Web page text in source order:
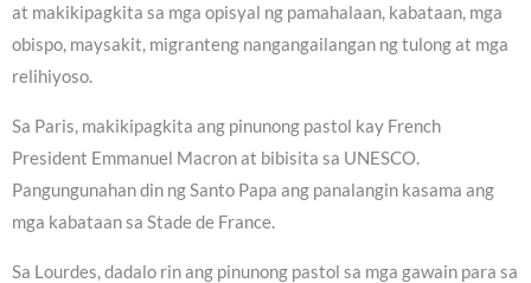
at makikipagkita sa mga opisyal ng pamahalaan, kabataan, mga
obispo, maysakit, migranteng nangangailangan ng tulong at mga
relihiyoso.
Sa Paris, makikipagkita ang pinunong pastol kay French
President Emmanuel Macron at bibisita sa UNESCO.
Pangungunahan din ng Santo Papa ang panalangin kasama ang
mga kabataan sa Stade de France.
Sa Lourdes, dadalo rin ang pinunong pastol sa mga gawain para sa